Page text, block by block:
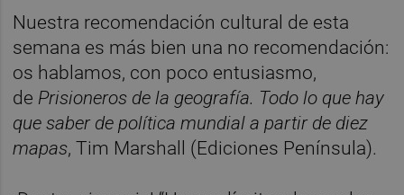
Nuestra recomendación cultural de esta
semana es más bien una no recomendación:
os hablamos, con poco entusiasmo,
de Prisioneros de la geografía. Todo lo que hay
que saber de política mundial a partir de diez
mapas, Tim Marshall (Ediciones Península).